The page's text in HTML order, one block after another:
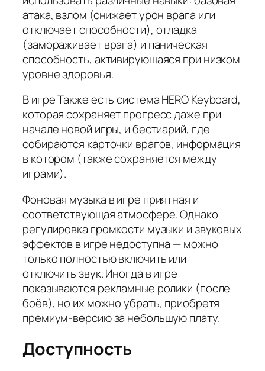
атака, взлом (снижает урон врага или
отключает способности), отладка
(замораживает врага) и паническая
способность, активирующаяся при низком
уровне здоровья.
В игре Также есть система HERO Keyboard,
которая сохраняет прогресс даже при
начале новой игры, и бестиарий, где
собираются карточки врагов, информация
в котором (также сохраняется между
играми).
Фоновая музыка в игре приятная и
соответствующая атмосфере. Однако
регулировка громкости музыки и звуковых
эффектов в игре недоступна — можно
только полностью включить или
отключить звук. Иногда в игре
показываются рекламные ролики (после
боёв), но их можно убрать, приобретя
премиум-версию за небольшую плату.
Доступность